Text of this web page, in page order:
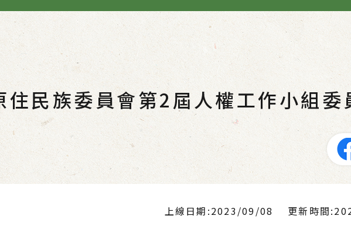
住民族委員會第2屆人權工作小組委
上線日期:2023/09/08 更新時間